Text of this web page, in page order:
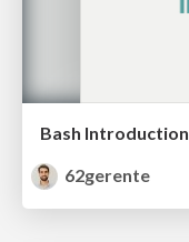
Bash Introduction
62gerente